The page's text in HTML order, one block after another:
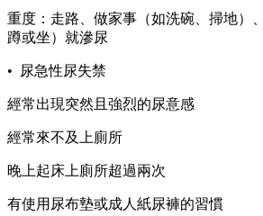
重度：走路、做家事（如洗碗、掃地）
蹲或坐）就滲尿
• 尿急性尿失禁
經常出現突然且強烈的尿意感
經常來不及上廁所
晚上起床上廁所超過兩次
有使用尿布墊或成人紙尿褲的習慣